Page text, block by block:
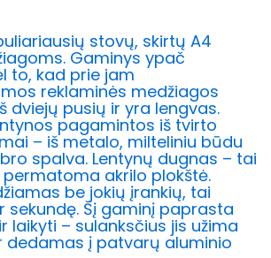
stovų, skirtų A4
Gaminys ypač
to, kad prie jam
reklaminės medžiagos
dviejų pusių ir yra lengvas.
pagamintos iš tvirto
– iš metalo, milteliniu būdu
spalva. Lentynų dugnas – tai
akrilo plokštė.
be jokių įrankių, tai
Šį gaminį paprasta
laikyti – sulanksčius jis užima
dedamas į patvarų aluminio